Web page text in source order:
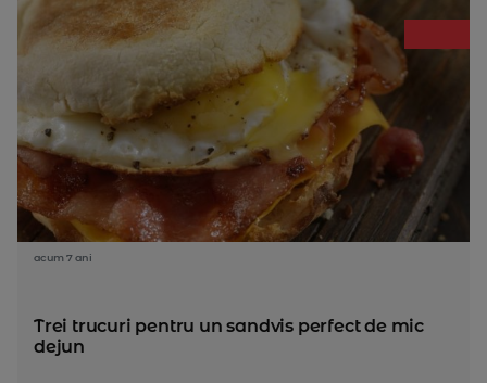
acum 7 ani
Trei trucuri pentru un sandvis perfect de mic
dejun